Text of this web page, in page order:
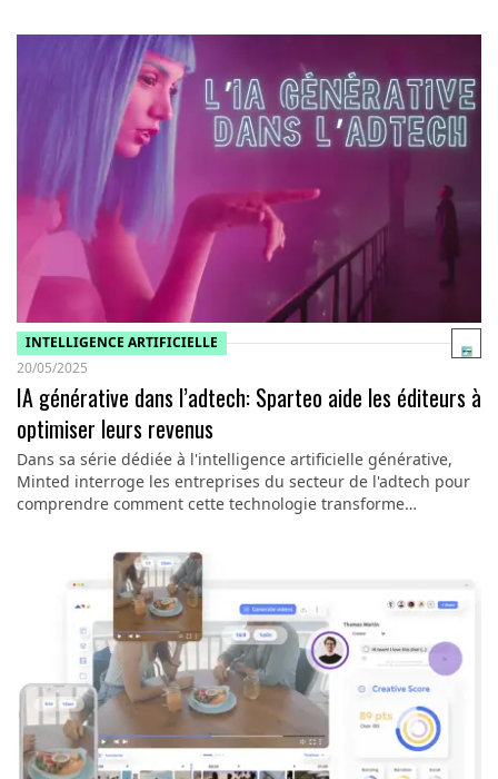
INTELLIGENCE ARTIFICIELLE
20/05/2025
IA générative dans l’adtech: Sparteo aide les éditeurs à
optimiser leurs revenus
Dans sa série dédiée à l'intelligence artificielle générative,
Minted interroge les entreprises du secteur de l'adtech pour
comprendre comment cette technologie transforme…